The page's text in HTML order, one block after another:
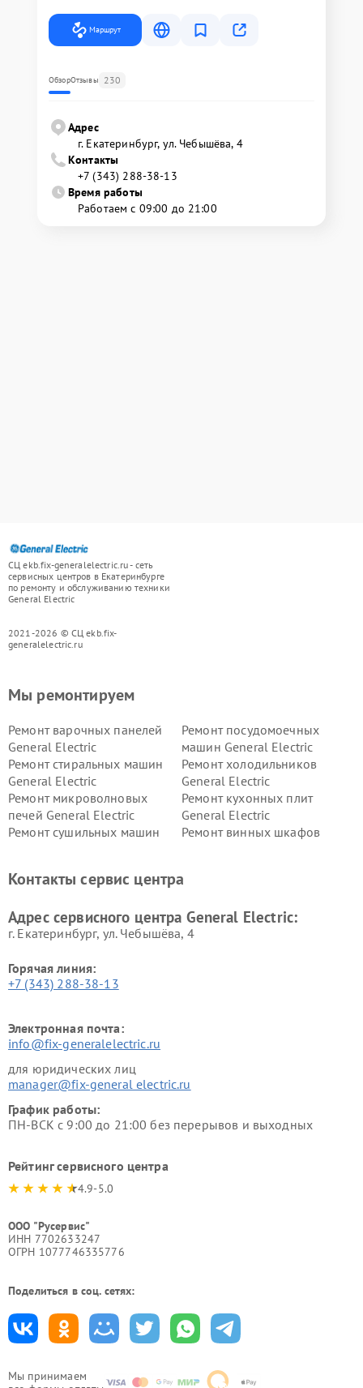
Маршрут
ОбзорОтзывы 230
Адрес
г. Екатеринбург, ул. Чебышёва, 4
Контакты
+7 (343) 288-38-13
Время работы
Работаем с 09:00 до 21:00
СЦ ekb.fix-generalelectric.ru - сеть
сервисных центров в Екатеринбурге
по ремонту и обслуживанию техники
General Electric
2021-2026 © СЦ ekb.fix-
generalelectric.ru
Мы принимаем
Мы ремонтируем
Ремонт варочных панелей
General Electric
Ремонт посудомоечных
машин General Electric
Ремонт стиральных машин
General Electric
Ремонт холодильников
General Electric
Ремонт микроволновых
печей General Electric
Ремонт кухонных плит
General Electric
Ремонт сушильных машин
Ремонт винных шкафов
Electric
General Electric
Контакты сервис центра
Адрес сервисного центра General Electric:
г. Екатеринбург, ул. Чебышёва, 4
Горячая линия:
+7 (343) 288-38-13
Электронная почта:
info@fix-generalelectric.ru
для юридических лиц
manager@fix-general electric.ru
График работы:
ПН-ВСК с 9:00 до 21:00 без перерывов и выходных
Рейтинг сервисного центра
4.9-5.0
ООО "Русервис"
ИНН 7702633247
ОГРН 1077746335776
Поделиться в соц. сетях: